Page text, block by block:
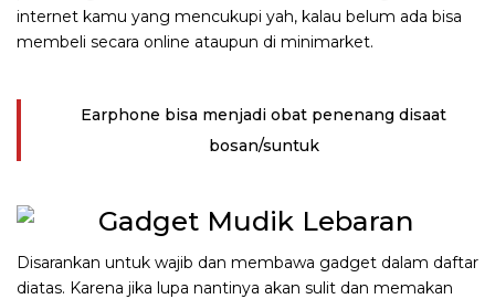
internet kamu yang mencukupi yah, kalau belum ada bisa
membeli secara online ataupun di minimarket.
Earphone bisa menjadi obat penenang disaat
bosan/suntuk
Disarankan untuk wajib dan membawa gadget dalam daftar
diatas. Karena jika lupa nantinya akan sulit dan memakan